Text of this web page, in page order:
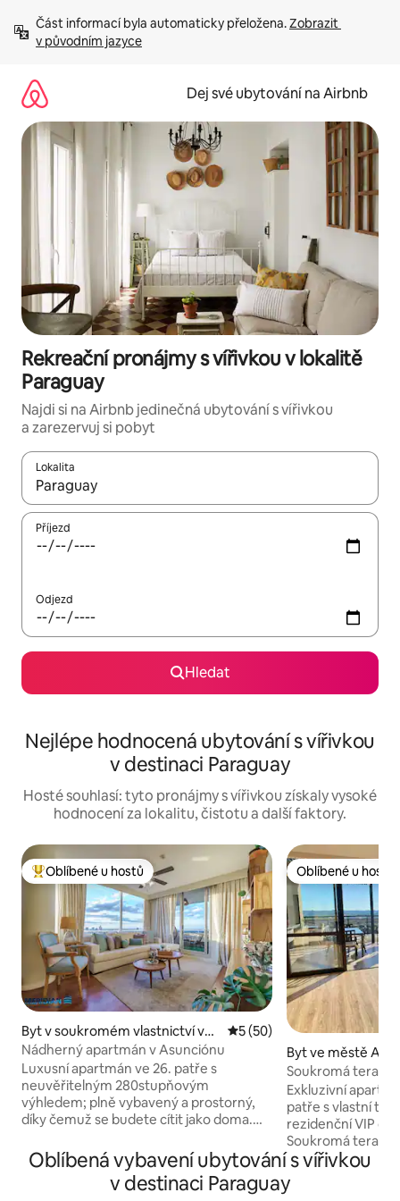
obsah
Část informací byla automaticky přeložena. Zobrazit
v původním jazyce
Dej své ubytování na Airbnb
Rekreační pronájmy s vířivkou v lokalitě
Paraguay
Najdi si na Airbnb jedinečná ubytování s vířivkou
a zarezervuj si pobyt
Lokalita
Až budou výsledky k dispozici, můžeš si je procházet pomocí
Příjezd
Odjezd
Hledat
Nejlépe hodnocená ubytování s vířivkou
v destinaci Paraguay
Hosté souhlasí: tyto pronájmy s vířivkou získaly vysoké
hodnocení za lokalitu, čistotu a další faktory.
Nejlepší v kategorii Oblíbené u hostů
Oblíbené u hostů
Byt v soukromém vlastnictví ve
městě Asunción
Průměrné hodnocení 5 z 5,
5 (50)
Nádherný apartmán v Asunciónu
Luxusní apartmán ve 26. patře s
neuvěřitelným 280stupňovým
výhledem; plně vybavený a prostorný,
díky čemuž se budete cítit jako doma.
vybavení pětihvězdičkového hotelu. Av.
Santa Teresa je nejlepší lokalita v
Oblíbené u hostů
Oblíbené u hostů
Byt ve městě
Soukromá terasa
Exkluzivní
patře s vlastní
rezidenční VIP
Soukromá terasa
jídelna pro 8 osob
slunce v zálivu. Nabízí ložnici s
Oblíbená vybavení ubytování s vířivkou
v destinaci Paraguay